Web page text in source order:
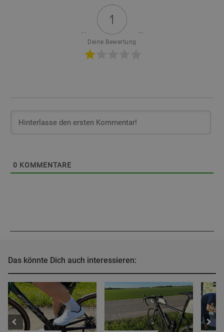
1
Deine Bewertung
0 KOMMENTARE
Das könnte Dich auch interessieren: